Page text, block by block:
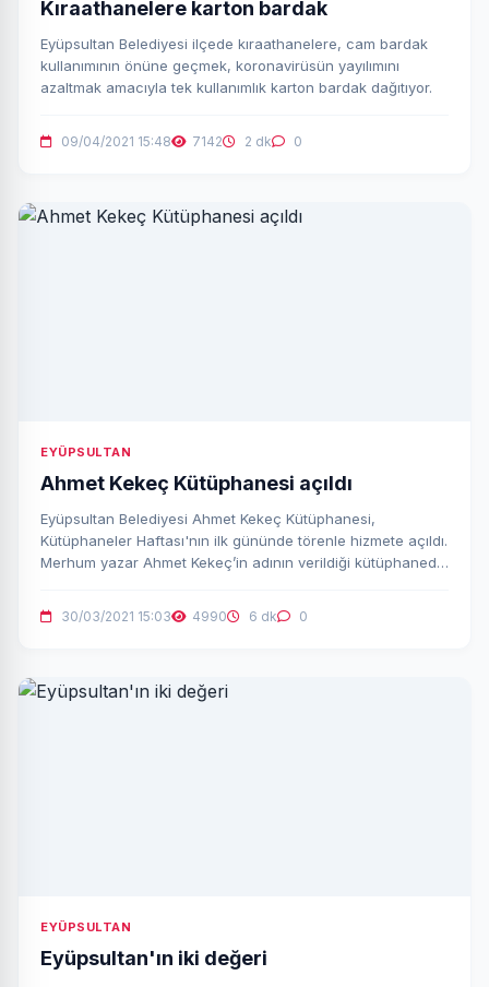
Kıraathanelere karton bardak
Eyüpsultan Belediyesi ilçede kıraathanelere, cam bardak
kullanımının önüne geçmek, koronavirüsün yayılımını
azaltmak amacıyla tek kullanımlık karton bardak dağıtıyor.
09/04/2021 15:48 7142 2 dk 0
EYÜPSULTAN
Ahmet Kekeç Kütüphanesi açıldı
Eyüpsultan Belediyesi Ahmet Kekeç Kütüphanesi,
Kütüphaneler Haftası'nın ilk gününde törenle hizmete açıldı.
Merhum yazar Ahmet Kekeç’in adının verildiği kütüphanede
30/03/2021 15:03 4990 6 dk 0
EYÜPSULTAN
Eyüpsultan'ın iki değeri